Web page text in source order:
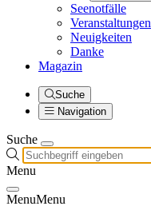
Seenotfälle
Veranstaltungen
Neuigkeiten
Danke
Magazin
Suche
Navigation
Suche
Menu
MenuMenu